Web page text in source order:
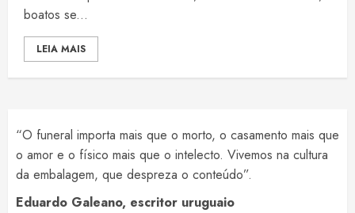
boatos se...
LEIA MAIS
“O funeral importa mais que o morto, o casamento mais que
o amor e o físico mais que o intelecto. Vivemos na cultura
da embalagem, que despreza o conteúdo”.
Eduardo Galeano, escritor uruguaio